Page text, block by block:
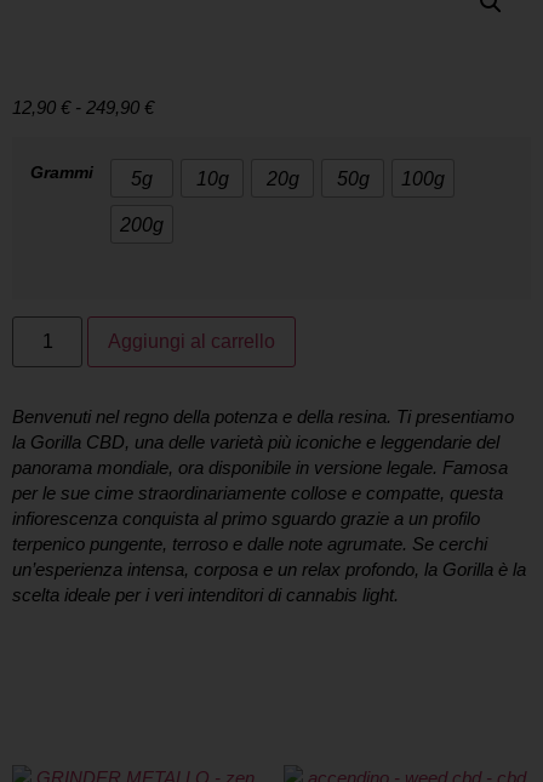
12,90 € - 249,90 €
Grammi 5g 10g 20g 50g 100g
200g
Aggiungi al carrello
Benvenuti nel regno della potenza e della resina. Ti presentiamo
la Gorilla CBD, una delle varietà più iconiche e leggendarie del
panorama mondiale, ora disponibile in versione legale. Famosa
per le sue cime straordinariamente collose e compatte, questa
infiorescenza conquista al primo sguardo grazie a un profilo
terpenico pungente, terroso e dalle note agrumate. Se cerchi
un’esperienza intensa, corposa e un relax profondo, la Gorilla è la
scelta ideale per i veri intenditori di cannabis light.